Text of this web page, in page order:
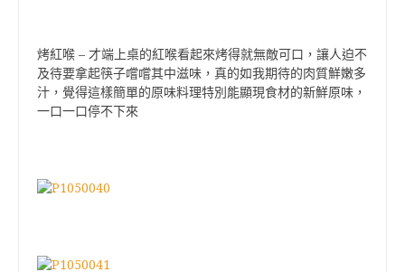
烤紅喉 – 才端上桌的紅喉看起來烤得就無敵可口，讓人迫不
及待要拿起筷子嚐嚐其中滋味，真的如我期待的肉質鮮嫩多
汁，覺得這樣簡單的原味料理特別能顯現食材的新鮮原味，
一口一口停不下來